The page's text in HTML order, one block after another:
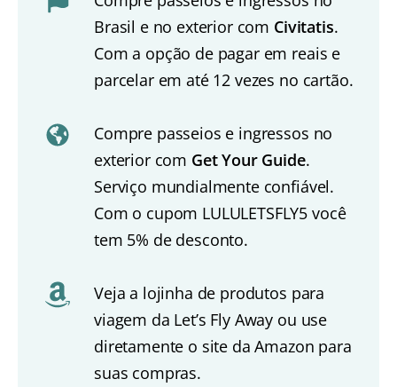
Brasil e no exterior com Civitatis.
Com a opção de pagar em reais e
parcelar em até 12 vezes no cartão.
Compre passeios e ingressos no
exterior com Get Your Guide.
Serviço mundialmente confiável.
Com o cupom LULULETSFLY5 você
tem 5% de desconto.
Veja a lojinha de produtos para
viagem da Let’s Fly Away ou use
diretamente o site da Amazon para
suas compras.